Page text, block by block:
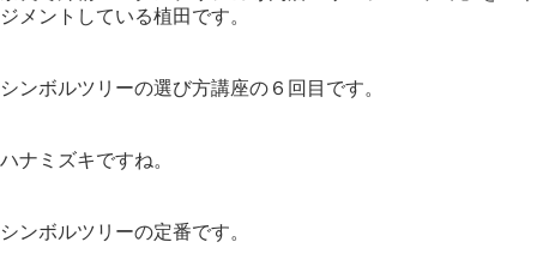
ジメントしている植田です。
シンボルツリーの選び方講座の６回目です。
ハナミズキですね。
シンボルツリーの定番です。